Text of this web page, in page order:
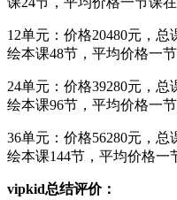
12单元：价格20480元，总
绘本课48节，平均价格一节
24单元：价格39280元，总
绘本课96节，平均价格一节
36单元：价格56280元，总
绘本课144节，平均价格一
vipkid总结评价：